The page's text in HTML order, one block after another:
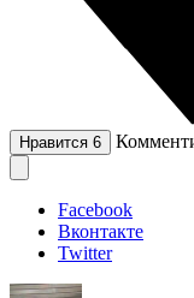
Нравится 6
Facebook
Вконтакте
Twitter